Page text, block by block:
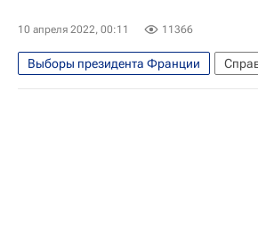
10 апреля 2022, 00:11 11366
Выборы президента Франции
Франция
Европарламент